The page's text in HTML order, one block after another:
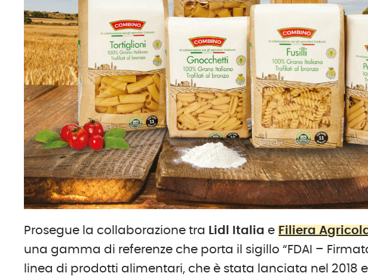
Prosegue la collaborazione tra Lidl Italia e Filiera
una gamma di referenze che porta il sigillo “FDAI –
linea di prodotti alimentari, che è stata lanciata nel 2018